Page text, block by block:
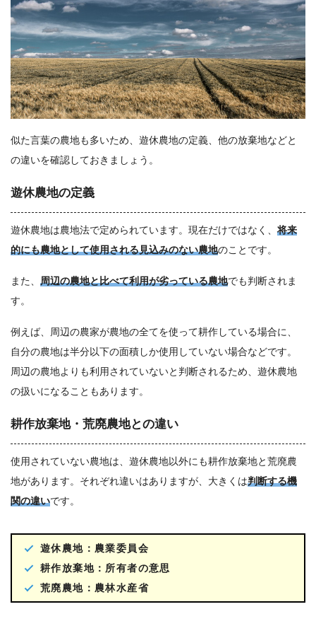
似た言葉の農地も多いため、遊休農地の定義、他の放棄地などと
の違いを確認しておきましょう。
遊休農地の定義
遊休農地は農地法で定められています。現在だけではなく、 将来
的にも農地として使用される見込みのない農地のことです。
また、 周辺の農地と比べて利用が劣っている農地でも判断されま
す。
例えば、周辺の農家が農地の全てを使って耕作している場合に、
自分の農地は半分以下の面積しか使用していない場合などです。
周辺の農地よりも利用されていないと判断されるため、遊休農地
の扱いになることもあります。
耕作放棄地・荒廃農地との違い
使用されていない農地は、遊休農地以外にも耕作放棄地と荒廃農
地があります。それぞれ違いはありますが、大きくは判断する機
関の違いです。
遊休農地：農業委員会
耕作放棄地：所有者の意思
荒廃農地：農林水産省